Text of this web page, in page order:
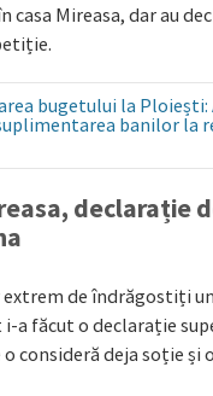
Mireasa, dar au
bugetului la
banilor la
declarație
extrem de îndrăgostiți
a făcut o declarație
consideră deja soție și